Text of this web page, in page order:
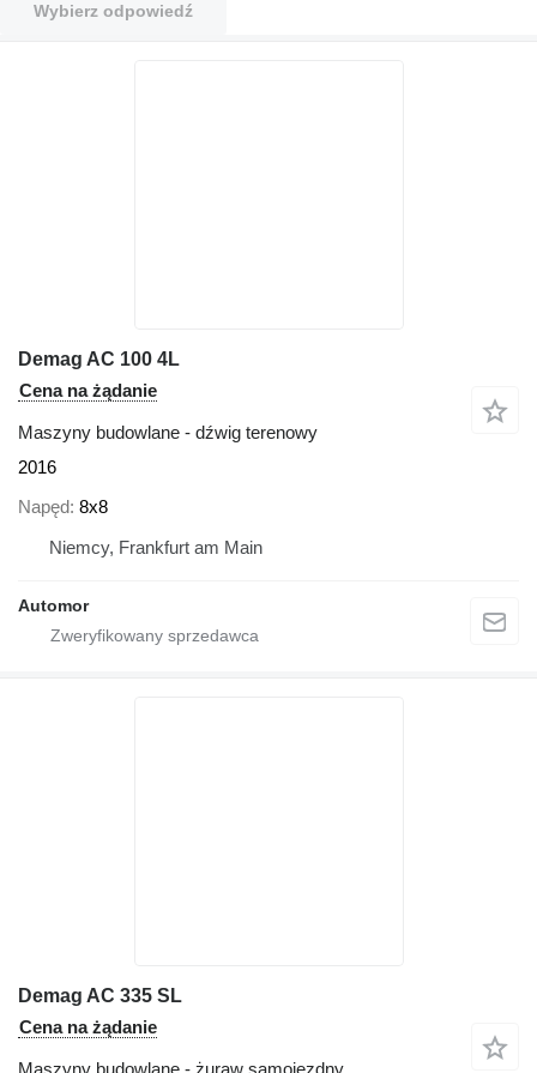
Wybierz odpowiedź
Demag AC 100 4L
Cena na żądanie
Maszyny budowlane - dźwig terenowy
2016
Napęd 8x8
Niemcy, Frankfurt am Main
Automor
Demag AC 335 SL
Cena na żądanie
Maszyny budowlane - żuraw samojezdny